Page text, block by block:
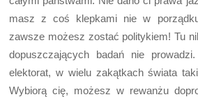
masz z coś klepkami nie w
zawsze możesz zostać politykiem! Tu
dopuszczających badań nie
elektorat, w wielu zakątkach świata
Wybiorą cię, możesz w rewanżu